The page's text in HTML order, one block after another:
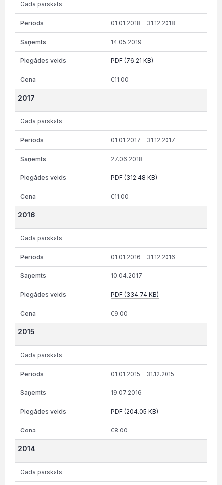
Gada pārskats
01.01.2018 - 31.12.2018
14.05.2019
PDF (76.21 KB)
€11.00
2017
Gada pārskats
01.01.2017 - 31.12.2017
27.06.2018
PDF (312.48 KB)
€11.00
2016
Gada pārskats
01.01.2016 - 31.12.2016
10.04.2017
PDF (334.74 KB)
€9.00
2015
Gada pārskats
01.01.2015 - 31.12.2015
19.07.2016
PDF (204.05 KB)
€8.00
2014
Gada pārskats